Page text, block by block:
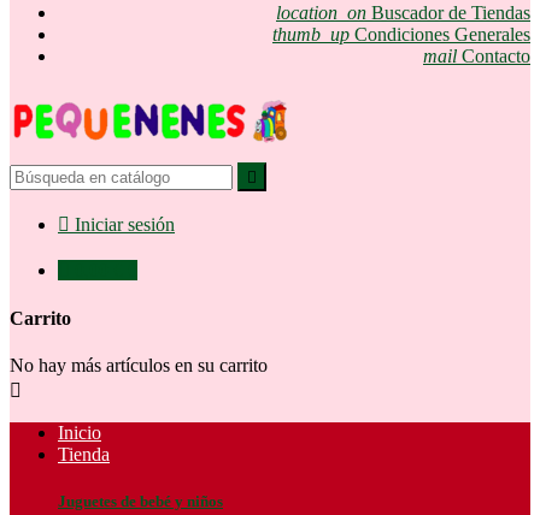
location_on Buscador de Tiendas
thumb_up Condiciones Generales
mail Contacto

 Iniciar sesión
Carrito
No hay más artículos en su carrito

Inicio
Tienda
Juguetes de bebé y niños